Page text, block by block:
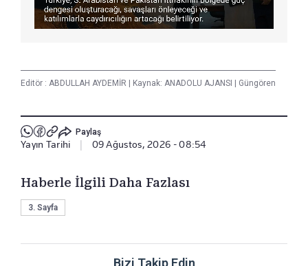
Editör : ABDULLAH AYDEMİR Kaynak: ANADOLU AJANSI Güngören
Paylaş
Yayın Tarihi 09 Ağustos, 2026 - 08:54
Haberle İlgili Daha Fazlası
3. Sayfa
Bizi Takip Edin